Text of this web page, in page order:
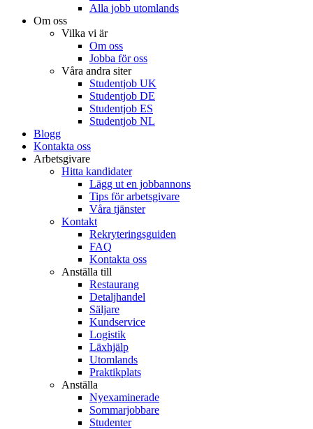
Alla jobb utomlands
Om oss
Vilka vi är
Om oss
Jobba för oss
Våra andra siter
Studentjob UK
Studentjob DE
Studentjob ES
Studentjob NL
Blogg
Kontakta oss
Arbetsgivare
Hitta kandidater
Lägg ut en jobbannons
Tips för arbetsgivare
Våra tjänster
Kontakt
Rekryteringsguiden
FAQ
Kontakta oss
Anställa till
Restaurang
Detaljhandel
Säljare
Kundservice
Logistik
Läxhjälp
Utomlands
Praktikplats
Anställa
Nyexaminerade
Sommarjobbare
Studenter